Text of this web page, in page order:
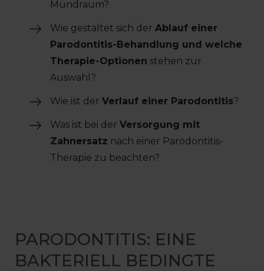
Mundraum?
Wie gestaltet sich der Ablauf einer
Parodontitis-Behandlung und welche
Therapie-Optionen stehen zur
Auswahl?
Wie ist der Verlauf einer Parodontitis?
Was ist bei der Versorgung mit
Zahnersatz nach einer Parodontitis-
Therapie zu beachten?
PARODONTITIS: EINE
BAKTERIELL BEDINGTE